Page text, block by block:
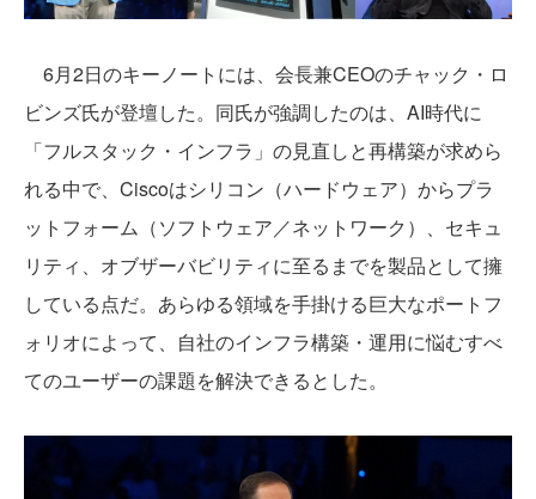
6月2日のキーノートには、会長兼CEOのチャック・ロ
ビンズ氏が登壇した。同氏が強調したのは、AI時代に
「フルスタック・インフラ」の見直しと再構築が求めら
れる中で、Ciscoはシリコン（ハードウェア）からプラ
ットフォーム（ソフトウェア／ネットワーク）、セキュ
リティ、オブザーバビリティに至るまでを製品として擁
している点だ。あらゆる領域を手掛ける巨大なポートフ
ォリオによって、自社のインフラ構築・運用に悩むすべ
てのユーザーの課題を解決できるとした。